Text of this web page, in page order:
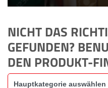
NICHT DAS
GEFUNDEN?
DEN PRODUKT-